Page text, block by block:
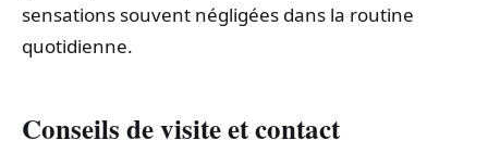
sensations souvent négligées dans la routine
quotidienne.
Conseils de visite et contact